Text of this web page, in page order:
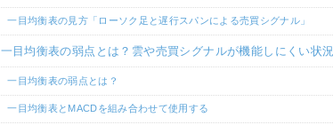
一目均衡表の見方「ローソク足と遅行スパンによる売買シグナル」
一目均衡表の弱点とは？雲や売買シグナルが機能しにくい状況
一目均衡表の弱点とは？
一目均衡表とMACDを組み合わせて使用する